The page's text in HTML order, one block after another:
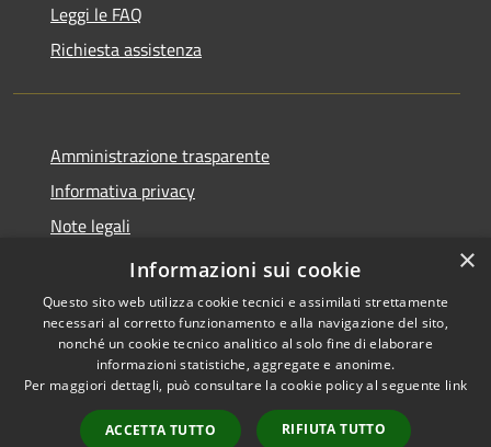
Leggi le FAQ
Richiesta assistenza
Amministrazione trasparente
Informativa privacy
Note legali
Dichiarazione di accessibilità
Accessibilità
Copyright © 2026 • Comune di
Montorio al Vomano • Powered
byMunicipium
Accesso
×
Informazioni sui cookie
Questo sito web utilizza cookie tecnici e assimilati strettamente
necessari al corretto funzionamento e alla navigazione del sito,
nonché un cookie tecnico analitico al solo fine di elaborare
informazioni statistiche, aggregate e anonime.
Per maggiori dettagli, può consultare la cookie policy al seguente link
ACCETTA TUTTO RIFIUTA TUTTO